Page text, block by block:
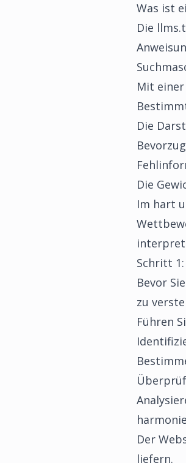
Was ist
Die
Mit
Die
Die
Im hart
Schritt
Bevor
zu
Führen
Der
liefern.